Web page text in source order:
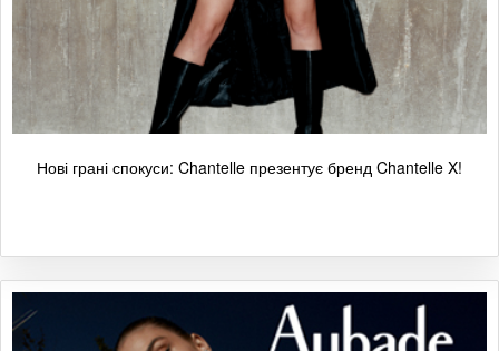
Нові грані спокуси: Chantelle презентує бренд Chantelle X!